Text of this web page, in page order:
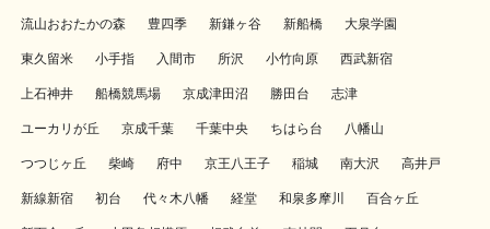
流山おおたかの森 豊四季 新鎌ヶ谷 新船橋 大泉学園
東久留米 小手指 入間市 所沢 小竹向原 西武新宿
上石神井 船橋競馬場 京成津田沼 勝田台 志津
ユーカリが丘 京成千葉 千葉中央 ちはら台 八幡山
つつじヶ丘 柴崎 府中 京王八王子 稲城 南大沢 高井戸
新線新宿 初台 代々木八幡 経堂 和泉多摩川 百合ヶ丘